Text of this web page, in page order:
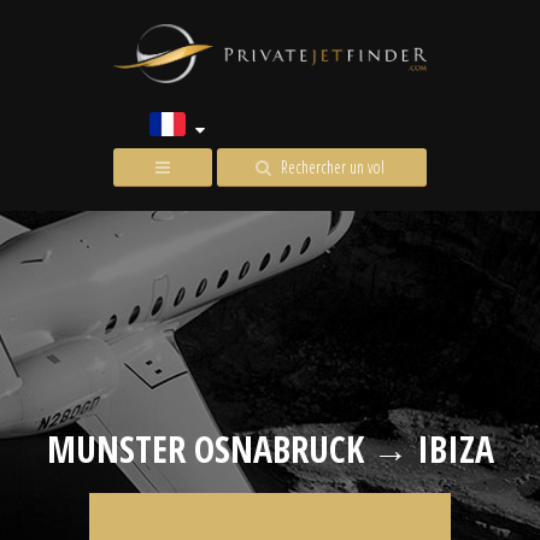
Rechercher un vol
MUNSTER OSNABRUCK → IBIZA